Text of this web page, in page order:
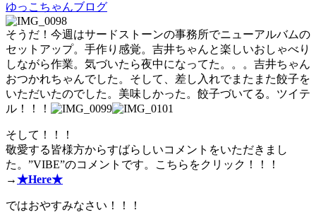
ゆっこちゃんブログ
そうだ！今週はサードストーンの事務所でニューアルバムの
セットアップ。手作り感覚。吉井ちゃんと楽しいおしゃべり
しながら作業。気づいたら夜中になってた。。。吉井ちゃん
おつかれちゃんでした。そして、差し入れでまたまた餃子を
いただいたのでした。美味しかった。餃子づいてる。ツイテ
ル！！！
そして！！！
敬愛する皆様方からすばらしいコメントをいただきまし
た。”VIBE”のコメントです。こちらをクリック！！！
→★Here★
ではおやすみなさい！！！